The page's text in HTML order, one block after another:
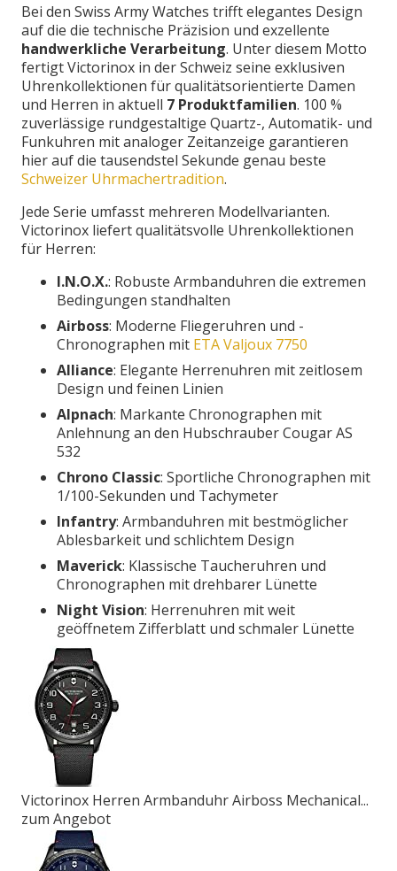
Bei den Swiss Army Watches trifft elegantes Design
auf die die technische Präzision und exzellente
handwerkliche Verarbeitung. Unter diesem Motto
fertigt Victorinox in der Schweiz seine exklusiven
Uhrenkollektionen für qualitätsorientierte Damen
und Herren in aktuell 7 Produktfamilien. 100 %
zuverlässige rundgestaltige Quartz-, Automatik- und
Funkuhren mit analoger Zeitanzeige garantieren
hier auf die tausendstel Sekunde genau beste
Schweizer Uhrmachertradition.
Jede Serie umfasst mehreren Modellvarianten.
Victorinox liefert qualitätsvolle Uhrenkollektionen
für Herren:
I.N.O.X.: Robuste Armbanduhren die extremen
Bedingungen standhalten
Airboss: Moderne Fliegeruhren und -
Chronographen mit ETA Valjoux 7750
Alliance: Elegante Herrenuhren mit zeitlosem
Design und feinen Linien
Alpnach: Markante Chronographen mit
Anlehnung an den Hubschrauber Cougar AS
532
Chrono Classic: Sportliche Chronographen mit
1/100-Sekunden und Tachymeter
Infantry: Armbanduhren mit bestmöglicher
Ablesbarkeit und schlichtem Design
Maverick: Klassische Taucheruhren und
Chronographen mit drehbarer Lünette
Night Vision: Herrenuhren mit weit
geöffnetem Zifferblatt und schmaler Lünette
Victorinox Herren Armbanduhr Airboss Mechanical...
zum Angebot